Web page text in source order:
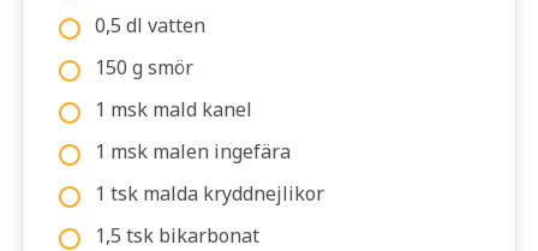
0,5 dl vatten
150 g smör
1 msk mald kanel
1 msk malen ingefära
1 tsk malda kryddnejlikor
1,5 tsk bikarbonat